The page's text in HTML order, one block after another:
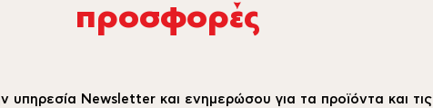
προσφορές
υπηρεσία Newsletter και ενημερώσου για τα προϊόντα και τις